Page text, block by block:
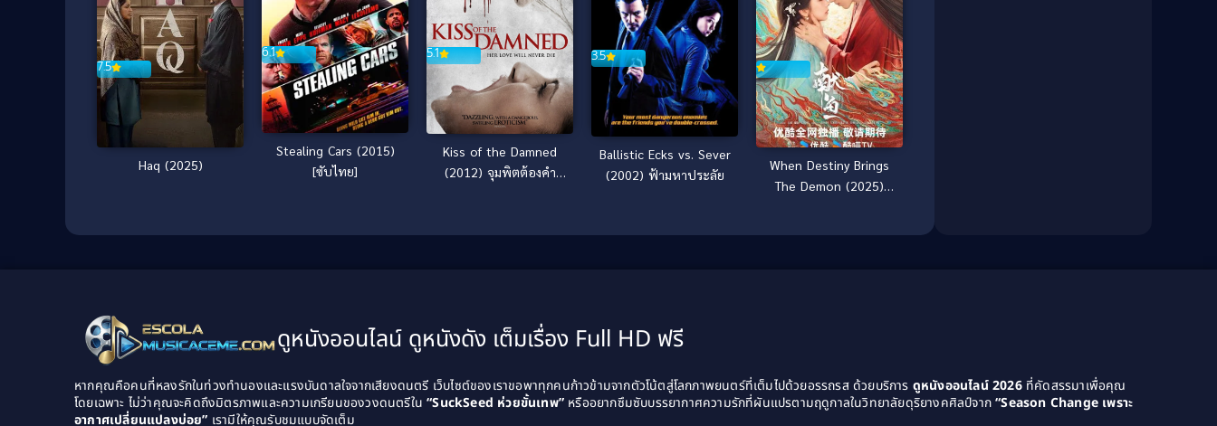
7.5
Haq (2025)
6.1
Stealing Cars (2015)
[ซับไทย]
5.1
Kiss of the Damned
(2012) จุมพิตต้องคำ
3.5
Ballistic Ecks vs. Sever
(2002) ฟ้ามหาประลัย
When Destiny Brings
The Demon (2025)
Documentary สารคดี (58)
Drama ดราม่า(120)
ดูหนังออนไลน์ ดูหนังดัง เต็มเรื่อง Full HD ฟรี
หากคุณคือคนที่หลงรักในท่วงทำนองและแรงบันดาลใจจากเสียงดนตรี เว็บไซต์ของเราขอพาทุกคนก้าวข้ามจากตัวโน้ตสู่โลกภาพยนตร์ที่เต็มไปด้วยอรรถรส ด้วยบริการ ดูหนังออนไลน์ 2026ที่คัดสรรมาเพื่อคุณ
โดยเฉพาะ ไม่ว่าคุณจะคิดถึงมิตรภาพและความเกรียนของวงดนตรีใน“SuckSeed ห่วยขั้นเทพ” หรืออยากซึมซับบรรยากาศความรักที่ผันแปรตามฤดูกาลในวิทยาลัยดุริยางคศิลป์จาก“Season Change เพราะ
อากาศเปลี่ยนแปลงบ่อย” เรามีให้คุณรับชมแบบจัดเต็ม